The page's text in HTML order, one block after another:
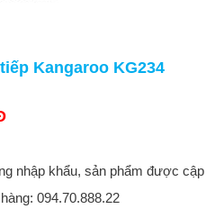
Kangaroo KG234
nhập khẩu, sản phẩm được cập
094.70.888.22